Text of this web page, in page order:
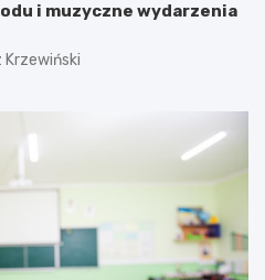
i muzyczne wydarzenia
Krzewiński